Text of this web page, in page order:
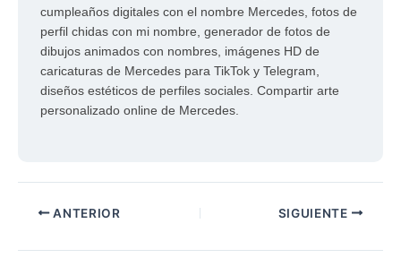
cumpleaños digitales con el nombre Mercedes, fotos de
perfil chidas con mi nombre, generador de fotos de
dibujos animados con nombres, imágenes HD de
caricaturas de Mercedes para TikTok y Telegram,
diseños estéticos de perfiles sociales. Compartir arte
personalizado online de Mercedes.
ANTERIOR SIGUIENTE